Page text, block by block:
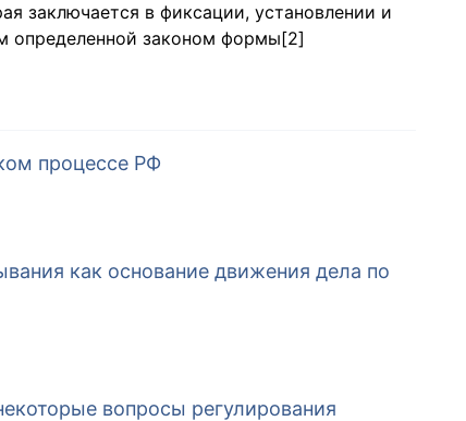
заключается в фиксации, установлении и
определенной законом формы[2]
процессе РФ
как основание движения дела по
вопросы регулирования